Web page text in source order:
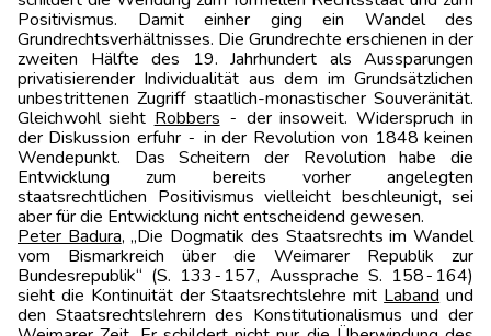
Positivismus. Damit einher ging ein Wandel des
Grundrechtsverhältnisses. Die Grundrechte erschienen in der
zweiten Hälfte des 19. Jahrhundert als Aussparungen
privatisierender Individualität aus dem im Grundsätzlichen
unbestrittenen Zugriff staatlich-monastischer Souveränität.
Gleichwohl sieht Robbers ‑ der insoweit. Widerspruch in
der Diskussion erfuhr ‑ in der Revolution von 1848 keinen
Wendepunkt. Das Scheitern der Revo­lution habe die
Entwicklung zum bereits vorher angelegten
staatsrechtlichen Positivismus vielleicht beschleunigt, sei
aber für die Entwicklung nicht entscheidend gewesen.
Peter Badura, „Die Dogmatik des Staatsrechts im Wandel
vom Bismarkreich über die Weimarer Republik zur
Bundesrepublik“ (S. 133‑157, Aussprache S. 158‑164)
sieht die Kontinuität der Staatsrechtslehre mit Laband und
den Staatsrechtslehrern des Konstitutionalismus und der